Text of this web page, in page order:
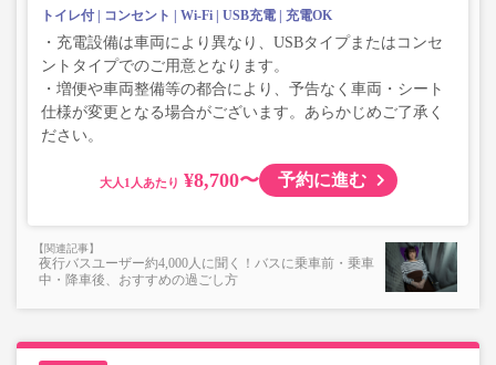
トイレ付 コンセント Wi-Fi USB充電 充電OK
・充電設備は車両により異なり、USBタイプまたはコンセ
ントタイプでのご用意となります。
・増便や車両整備等の都合により、予告なく車両・シート
仕様が変更となる場合がございます。あらかじめご了承く
ださい。
大人 ¥8,700〜 予約に進む
夜行バスユーザー約4,000人に聞く！バスに乗車前・乗車
中・降車後、おすすめの過ごし方